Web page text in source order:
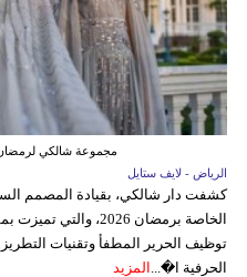
مجموعة شالكي لرمضان 2026 - الصورة من
الرياض - لايف ستايل
كشفت دار شالكي، بقيادة المصمم
الخاصة برمضان 2026،
توظيف الحرير المطفأ وتقنيات
الحرفية ا�... المزيد